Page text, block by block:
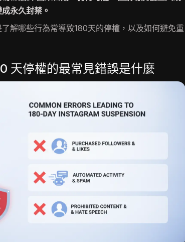
永久封禁。
解哪些行為常導致180天的停權，以及如何避免重
天停權的最常見錯誤是什麼